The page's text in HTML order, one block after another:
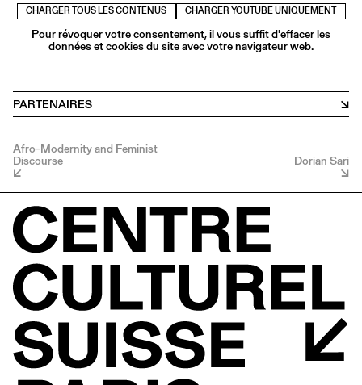
CHARGER TOUS LES CONTENUS CHARGER YOUTUBE UNIQUEMENT
Pour révoquer votre consentement, il vous suffit d'effacer les
données et cookies du site avec votre navigateur web.
PARTENAIRES
Afro-Modernity and Feminist
Discourse Dorian Sari